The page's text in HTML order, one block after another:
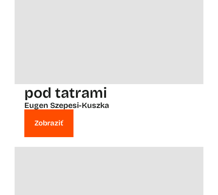
pod tatrami
Eugen Szepesi-Kuszka
Zobraziť